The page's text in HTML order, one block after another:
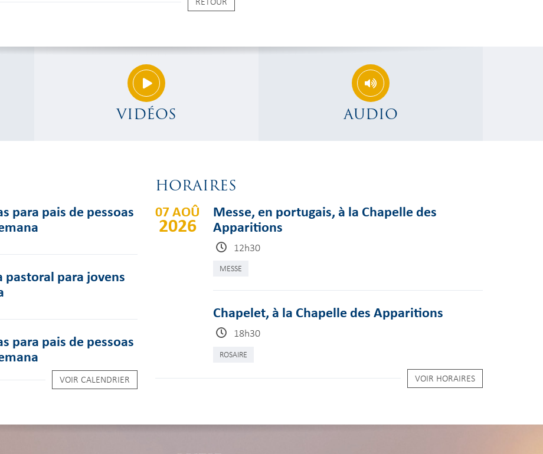
VIDÉOS AUDIO
para pais de pessoas
para jovens
para pais de pessoas
VOIR CALENDRIER
HORAIRES
07 AOÛ
2026
Messe, en portugais, à la Chapelle des
Apparitions
12h30
MESSE
Chapelet, à la Chapelle des Apparitions
18h30
ROSAIRE
VOIR HORAIRES